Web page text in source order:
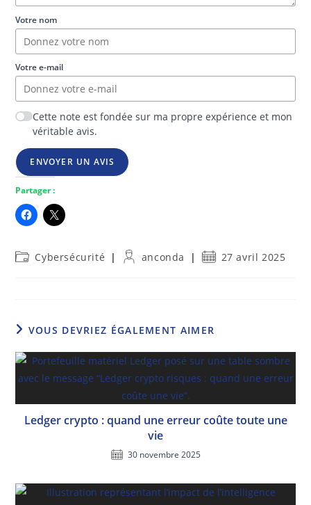
Votre nom
Votre e-mail
Cette note est fondée sur ma propre expérience et mon
véritable avis.
ENVOYER UN AVIS
Partager :
PostCybersécurité
Auteur/autrice
anconda
Publication
27 avril 2025
VOUS DEVRIEZ ÉGALEMENT AIMER
Ledger crypto : quand une erreur coûte toute une
vie
30 novembre 2025